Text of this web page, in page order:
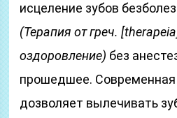
исцеление зубов
(Терапия от греч.
оздоровление) без
прошедшее.
дозволяет вылечивать